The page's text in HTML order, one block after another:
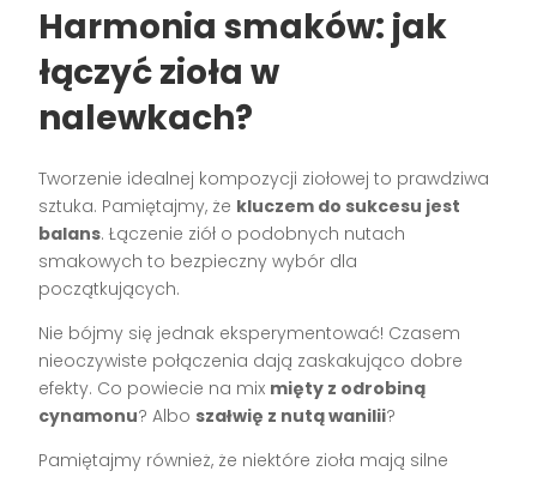
Harmonia smaków: jak
łączyć zioła w
nalewkach?
Tworzenie idealnej kompozycji ziołowej to prawdziwa
sztuka. Pamiętajmy, że kluczem do sukcesu jest
balans. Łączenie ziół o podobnych nutach
smakowych to bezpieczny wybór dla
początkujących.
Nie bójmy się jednak eksperymentować! Czasem
nieoczywiste połączenia dają zaskakująco dobre
efekty. Co powiecie na mix mięty z odrobiną
cynamonu? Albo szałwię z nutą wanilii?
Pamiętajmy również, że niektóre zioła mają silne